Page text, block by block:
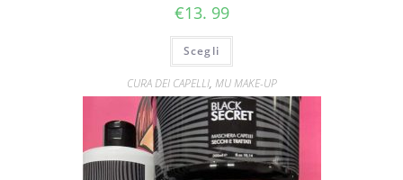
€13. 99
Scegli
CURA DEI CAPELLI, MU MAKE-UP